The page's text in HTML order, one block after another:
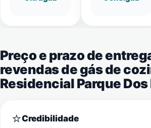
Preço e prazo de
revendas de gás de
Residencial Parque Dos
⭐Credibilidade